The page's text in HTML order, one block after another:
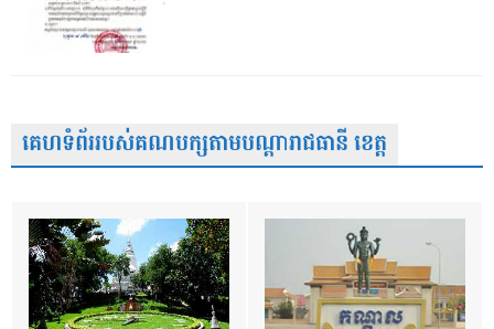
គេហទំព័ររបស់គណបក្សតាមបណ្តារាជធានី ខេត្ត